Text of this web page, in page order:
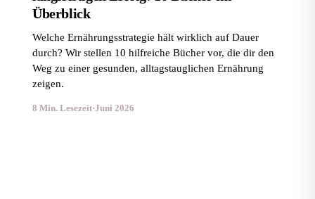
Überblick
Welche Ernährungsstrategie hält wirklich auf Dauer
durch? Wir stellen 10 hilfreiche Bücher vor, die dir den
Weg zu einer gesunden, alltagstauglichen Ernährung
zeigen.
8 Min. Lesezeit·Juni 2026